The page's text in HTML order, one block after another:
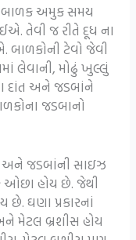
બાળક અમુક સમય
તેવી જ રીતે દૂધ ના
બાળકોની ટેવો જેવી
લેવાની, મોઢું ખુલ્લું
દાંત અને જડબાંને
જડબાનો
અને જડબાંની સાઇઝ
ઓછા હોય છે. જેથી
છે. ઘણા પ્રકારનાં
મેટલ બ્રશીસ હોય